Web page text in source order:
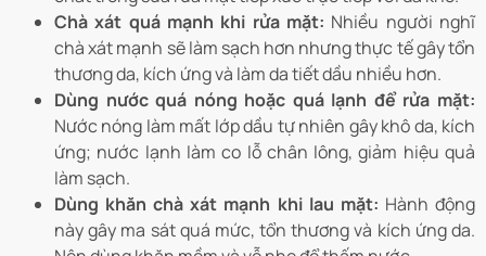
Chà xát quá mạnh khi rửa mặt: Nhiều người nghĩ
chà xát mạnh sẽ làm sạch hơn nhưng thực tế gây tổn
thương da, kích ứng và làm da tiết dầu nhiều hơn.
Dùng nước quá nóng hoặc quá lạnh để rửa mặt:
Nước nóng làm mất lớp dầu tự nhiên gây khô da, kích
ứng; nước lạnh làm co lỗ chân lông, giảm hiệu quả
làm sạch.
Dùng khăn chà xát mạnh khi lau mặt: Hành động
này gây ma sát quá mức, tổn thương và kích ứng da.